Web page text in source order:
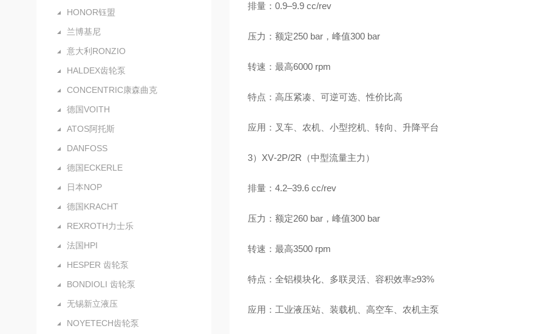
HONOR钰盟
兰博基尼
意大利RONZIO
HALDEX齿轮泵
CONCENTRIC康森曲克
德国VOITH
ATOS阿托斯
DANFOSS
德国ECKERLE
日本NOP
德国KRACHT
REXROTH力士乐
法国HPI
HESPER 齿轮泵
BONDIOLI 齿轮泵
无锡新立液压
NOYETECH齿轮泵
排量：0.9–9.9 cc/rev
压力：额定250 bar，峰值300 bar
转速：最高6000 rpm
特点：高压紧凑、可逆可选、性价比高
应用：叉车、农机、小型挖机、转向、升降平台
3）XV‑2P/2R（中型流量主力）
排量：4.2–39.6 cc/rev
压力：额定260 bar，峰值300 bar
转速：最高3500 rpm
特点：全铝模块化、多联灵活、容积效率≥93%
应用：工业液压站、装载机、高空车、农机主泵